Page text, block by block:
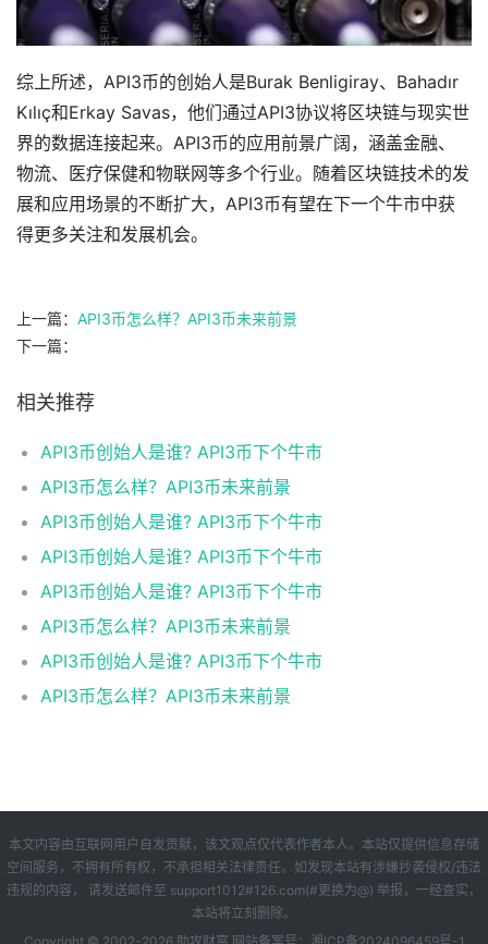
综上所述，API3币的创始人是Burak Benligiray、Bahadır
Kılıç和Erkay Savas，他们通过API3协议将区块链与现实世
界的数据连接起来。API3币的应用前景广阔，涵盖金融、
物流、医疗保健和物联网等多个行业。随着区块链技术的发
展和应用场景的不断扩大，API3币有望在下一个牛市中获
得更多关注和发展机会。
上一篇： API3币怎么样？API3币未来前景
下一篇：
相关推荐
API3币创始人是谁? API3币下个牛市
API3币怎么样？API3币未来前景
API3币创始人是谁? API3币下个牛市
API3币创始人是谁? API3币下个牛市
API3币创始人是谁? API3币下个牛市
API3币怎么样？API3币未来前景
API3币创始人是谁? API3币下个牛市
API3币怎么样？API3币未来前景
本文内容由互联网用户自发贡献，该文观点仅代表作者本人。本站仅提供信息存储
空间服务，不拥有所有权，不承担相关法律责任。如发现本站有涉嫌抄袭侵权/违法
违规的内容， 请发送邮件至 support1012#126.com(#更换为@) 举报，一经查实，
本站将立刻删除。